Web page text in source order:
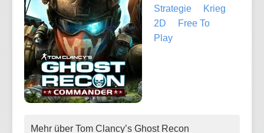
Strategie
Krieg
2D
Free To
Play
Mehr über Tom Clancy’s Ghost Recon